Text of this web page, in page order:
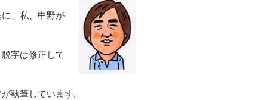
、私、中野が
字は修正して
執筆しています。